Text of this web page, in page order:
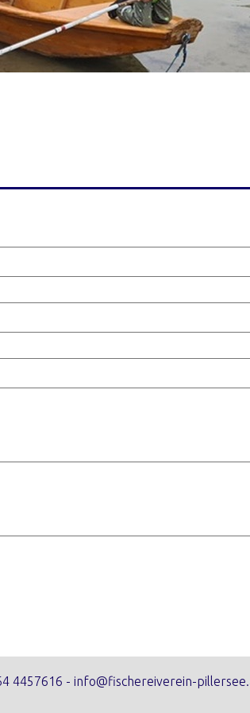
4457616 - info@fischereiverein-